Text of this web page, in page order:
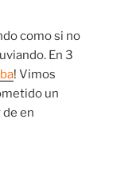
como si no
En 3
! Vimos
un
en